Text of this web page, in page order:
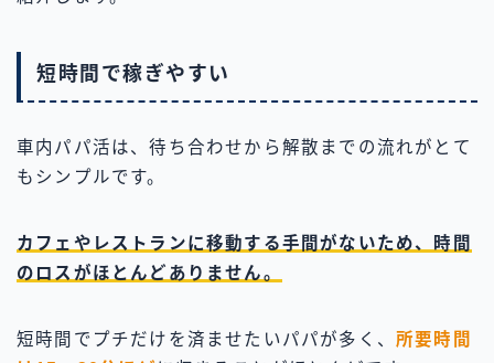
短時間で稼ぎやすい
車内パパ活は、待ち合わせから解散までの流れがとて
もシンプルです。
カフェやレストランに移動する手間がないため、時間
のロスがほとんどありません。
短時間でプチだけを済ませたいパパが多く、 所要時間